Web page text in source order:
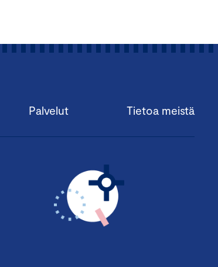
Palvelut Tietoa meistä